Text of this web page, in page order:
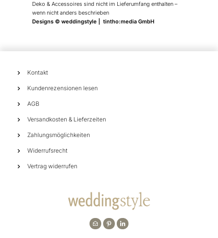
Deko & Accessoires sind nicht im Lieferumfang enthalten –
wenn nicht anders beschrieben
Designs © weddingstyle | tintho:media GmbH
Kontakt
Kundenrezensionen lesen
AGB
Versandkosten & Lieferzeiten
Zahlungsmöglichkeiten
Widerrufsrecht
Vertrag widerrufen